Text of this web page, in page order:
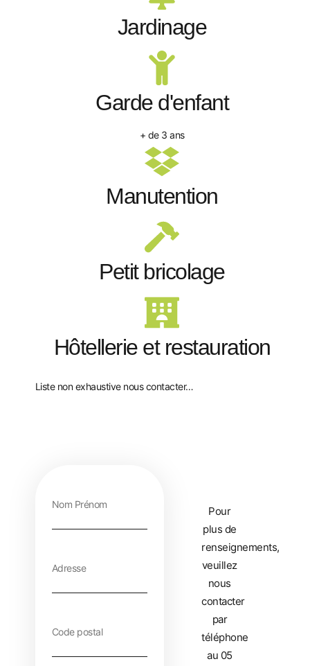
Jardinage
Garde d'enfant
+ de 3 ans
Manutention
Petit bricolage
Hôtellerie et restauration
Liste non exhaustive nous contacter…
Pour
plus de
renseignements,
veuillez
nous
contacter
par
téléphone
au 05